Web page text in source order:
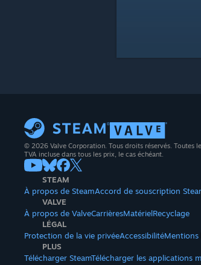
© 2026 Valve Corporation. Tous droits réservés. Toutes
TVA incluse dans tous les prix, le cas échéant.
STEAM
À propos de SteamAccord de souscription
VALVE
À propos de ValveCarrièresMatérielRecyclage
LÉGAL
Protection de la vie privéeAccessibilitéMentions
PLUS
Télécharger SteamTélécharger les applications